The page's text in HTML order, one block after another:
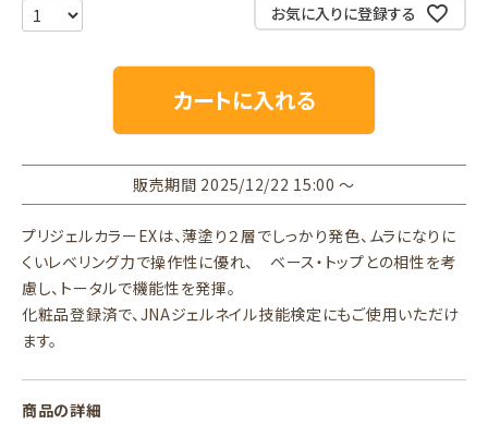
お気に入りに登録する
カートに入れる
販売期間 2025/12/22 15:00〜
プリジェルカラーEXは、薄塗り２層でしっかり発色、ムラになりに
くいレベリング力で操作性に優れ、 ベース・トップとの相性を考
慮し、トータルで機能性を発揮。
化粧品登録済で、JNAジェルネイル技能検定にもご使用いただけ
ます。
商品の詳細